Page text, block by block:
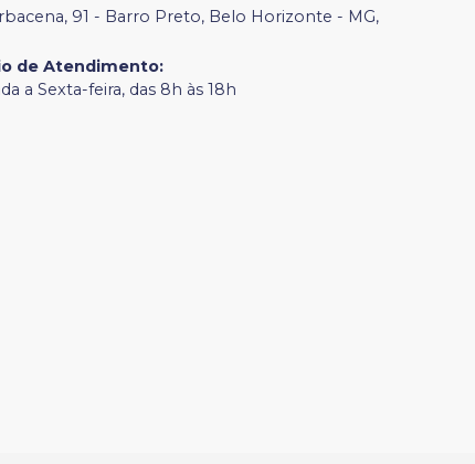
91 - Barro Preto, Belo Horizonte - MG,
de Atendimento:
a Sexta-feira, das 8h às 18h